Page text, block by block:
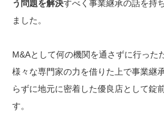
う問題を解決すべく事業継承の話を持
ました。
M&Aとして何の機関を通さずに行った
様々な専門家の力を借りた上で事業継
らずに地元に密着した優良店として錠
す。